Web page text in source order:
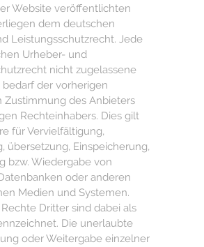
Website veröffentlichten
dem deutschen
Leistungsschutzrecht. Jede
Urheber- und
nicht zugelassene
der vorherigen
Zustimmung des Anbieters
Rechteinhabers. Dies gilt
für Vervielfältigung,
übersetzung, Einspeicherung,
bzw. Wiedergabe von
oder anderen
Medien und Systemen.
Dritter sind dabei als
Die unerlaubte
oder Weitergabe einzelner